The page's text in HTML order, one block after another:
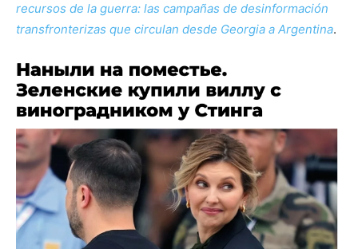
recursos de la guerra: las campañas de desinformación
transfronterizas que circulan desde Georgia a Argentina.